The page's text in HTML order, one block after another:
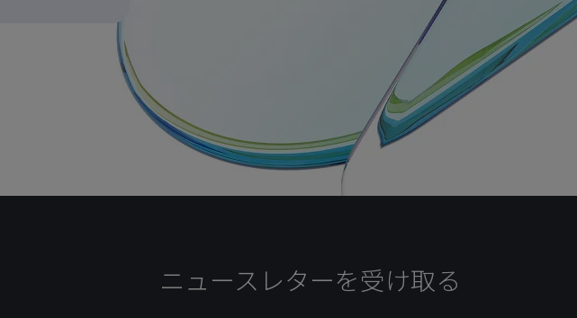
ニュースレターを受け取る